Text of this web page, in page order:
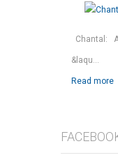
Chantal:
&laqu...
Read more